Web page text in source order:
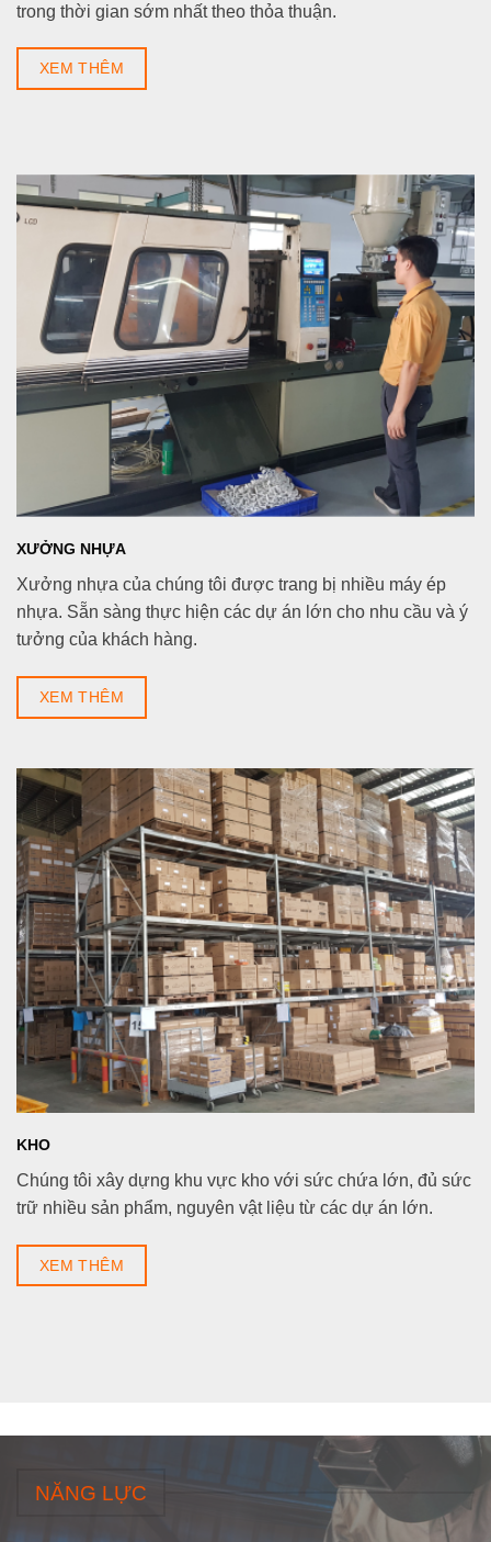
trong thời gian sớm nhất theo thỏa thuận.
XEM THÊM
XƯỞNG NHỰA
Xưởng nhựa của chúng tôi được trang bị nhiều máy ép
nhựa. Sẵn sàng thực hiện các dự án lớn cho nhu cầu và ý
tưởng của khách hàng.
XEM THÊM
KHO
Chúng tôi xây dựng khu vực kho với sức chứa lớn, đủ sức
trữ nhiều sản phẩm, nguyên vật liệu từ các dự án lớn.
XEM THÊM
NĂNG LỰC